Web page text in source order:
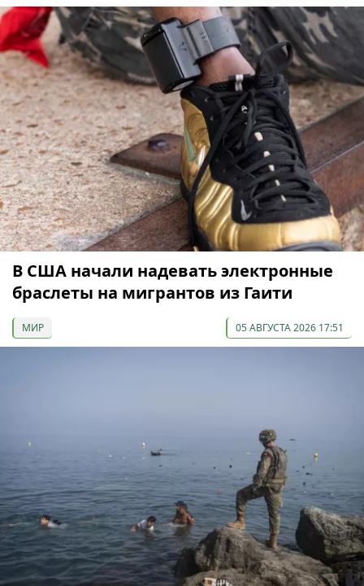
В США начали надевать электронные
браслеты на мигрантов из Гаити
МИР 05 АВГУСТА 2026 17:51